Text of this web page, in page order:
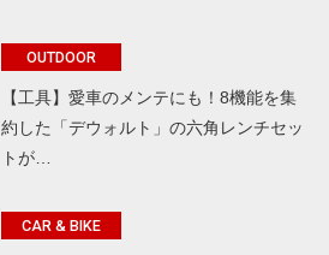
OUTDOOR
【工具】愛車のメンテにも！8機能を集
約した「デウォルト」の六角レンチセッ
トが…
CAR & BIKE